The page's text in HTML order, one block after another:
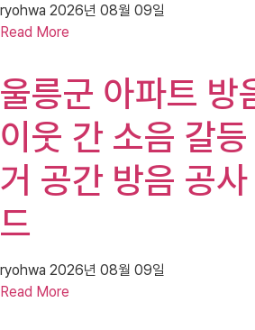
ryohwa 2026년 08월 09일
Read More
울릉군 아파트 방
이웃 간 소음 갈
거 공간 방음 공사
드
ryohwa 2026년 08월 09일
Read More